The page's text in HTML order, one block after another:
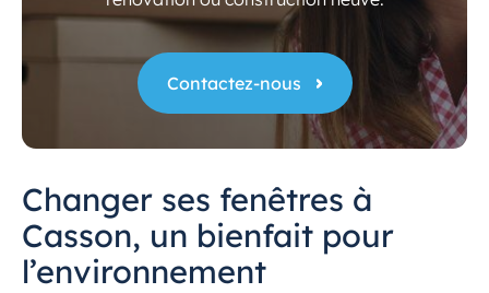
Contactez-nous
Changer ses fenêtres à
Casson, un bienfait pour
l’environnement